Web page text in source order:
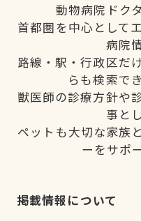
動物病院ドク
首都圏を中心として
病院
路線・駅・行政区だ
らも検索で
獣医師の診療方針や
事と
ペットも大切な家族
ーをサポ
掲載情報について